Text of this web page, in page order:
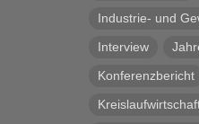
Industrie- und
Interview
Konferenzbericht